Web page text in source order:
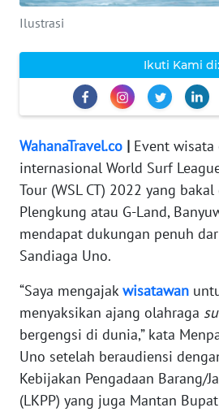
Ilustrasi
Ikuti Kami di:
WahanaTravel.co | Event wisata
internasional World Surf
Tour (WSL CT) 2022 yang
Plengkung atau G-Land,
mendapat dukungan penuh
Sandiaga Uno.
“Saya mengajakwisatawan
menyaksikan ajang olahraga
bergengsi di dunia,” kata
Uno setelah beraudiensi
Kebijakan Pengadaan Barang/
(LKPP) yang juga Mantan
TRAVEL
WAHANA
WAHANA
WAHANA
SELEB
WAHANA
PERSONA
WAHANA
OTOMOTIF
WAHANA
HEALTH